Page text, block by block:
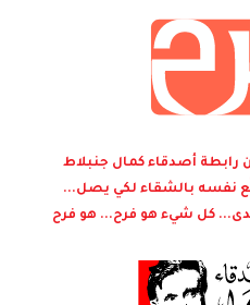
رابطة أصدقاء كمال جنبلاط
نفسه بالشقاء لكي يصل...
كل شيء هو فرح... هو فرح